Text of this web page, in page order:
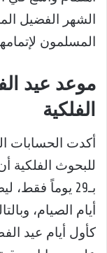
الشهر الفضيل
المسلمون
الفلكية
أكدت الحسابات
للبحوث الفلكية